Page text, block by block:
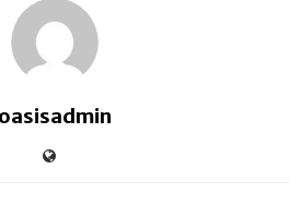
oasisadmin